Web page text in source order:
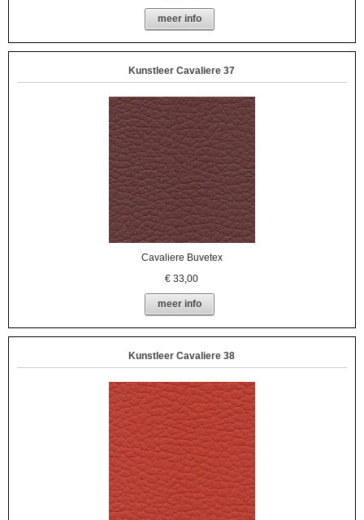
meer info
Kunstleer Cavaliere 37
Cavaliere Buvetex
€33,00
meer info
Kunstleer Cavaliere 38